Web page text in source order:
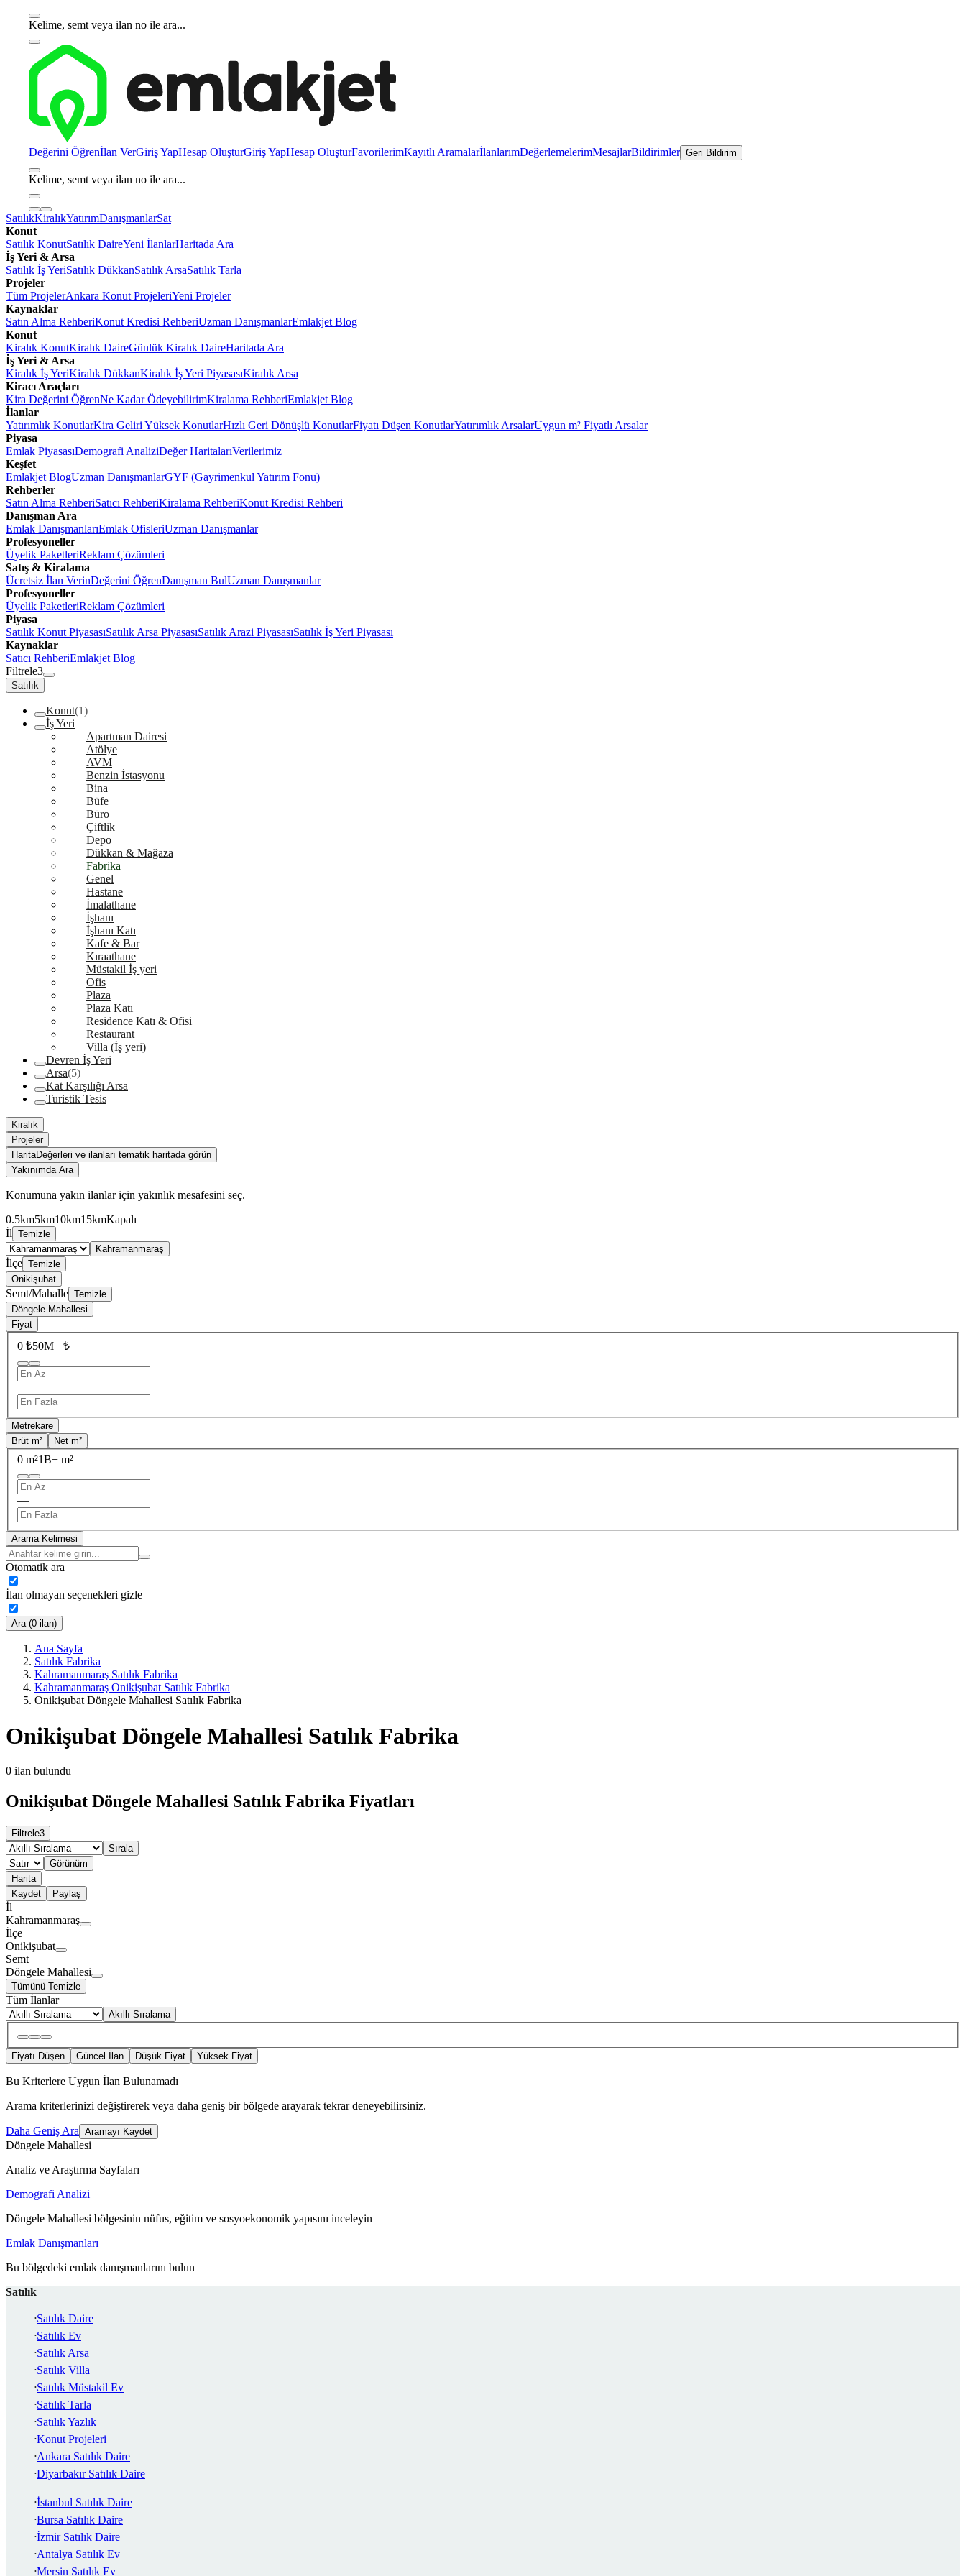
Kelime, semt veya ilan no ile ara...
Değerini Öğrenİlan VerGiriş YapHesap OluşturGiriş YapHesap OluşturFavorilerimKayıtlı AramalarİlanlarımDeğerlemelerimMesajlarBildirimler Geri Bildirim
Kelime, semt veya ilan no ile ara...
SatılıkKiralıkYatırımDanışmanlarSat
Konut
Satılık KonutSatılık DaireYeni İlanlarHaritada Ara
İş Yeri & Arsa
Satılık İş YeriSatılık DükkanSatılık ArsaSatılık Tarla
Projeler
Tüm ProjelerAnkara Konut ProjeleriYeni Projeler
Kaynaklar
Satın Alma RehberiKonut Kredisi RehberiUzman DanışmanlarEmlakjet Blog
Konut
Kiralık KonutKiralık DaireGünlük Kiralık DaireHaritada Ara
İş Yeri & Arsa
Kiralık İş YeriKiralık DükkanKiralık İş Yeri PiyasasıKiralık Arsa
Kiracı Araçları
Kira Değerini ÖğrenNe Kadar ÖdeyebilirimKiralama RehberiEmlakjet Blog
İlanlar
Yatırımlık KonutlarKira Geliri Yüksek KonutlarHızlı Geri Dönüşlü KonutlarFiyatı Düşen KonutlarYatırımlık ArsalarUygun m² Fiyatlı Arsalar
Piyasa
Emlak PiyasasıDemografi AnaliziDeğer HaritalarıVerilerimiz
Keşfet
Emlakjet BlogUzman DanışmanlarGYF (Gayrimenkul Yatırım Fonu)
Rehberler
Satın Alma RehberiSatıcı RehberiKiralama RehberiKonut Kredisi Rehberi
Danışman Ara
Emlak DanışmanlarıEmlak OfisleriUzman Danışmanlar
Profesyoneller
Üyelik PaketleriReklam Çözümleri
Satış & Kiralama
Ücretsiz İlan VerinDeğerini ÖğrenDanışman BulUzman Danışmanlar
Profesyoneller
Üyelik PaketleriReklam Çözümleri
Piyasa
Satılık Konut PiyasasıSatılık Arsa PiyasasıSatılık Arazi PiyasasıSatılık İş Yeri Piyasası
Kaynaklar
Satıcı RehberiEmlakjet Blog
Filtrele3
Satılık
Konut(1)
İş Yeri
Apartman Dairesi
Atölye
AVM
Benzin İstasyonu
Bina
Büfe
Büro
Çiftlik
Depo
Dükkan & Mağaza
Fabrika
Genel
Hastane
İmalathane
İşhanı
İşhanı Katı
Kafe & Bar
Kıraathane
Müstakil İş yeri
Ofis
Plaza
Plaza Katı
Residence Katı & Ofisi
Restaurant
Villa (İş yeri)
Devren İş Yeri
Arsa(5)
Kat Karşılığı Arsa
Turistik Tesis
Kiralık
Projeler
HaritaDeğerleri ve ilanları tematik haritada görün
Yakınımda Ara
Konumuna yakın ilanlar için yakınlık mesafesini seç.
0.5km5km10km15kmKapalı
İl Temizle
Kahramanmaraş
İlçe Temizle
Onikişubat
Semt/Mahalle Temizle
Döngele Mahallesi
Fiyat
0 ₺50M+ ₺
—
Metrekare
Brüt m²
Net m²
0 m²1B+ m²
—
Arama Kelimesi
Otomatik ara
İlan olmayan seçenekleri gizle
Ara (0 ilan)
Ana Sayfa
Satılık Fabrika
Kahramanmaraş Satılık Fabrika
Kahramanmaraş Onikişubat Satılık Fabrika
Onikişubat Döngele Mahallesi Satılık Fabrika
Onikişubat Döngele Mahallesi Satılık Fabrika
0 ilan bulundu
Onikişubat Döngele Mahallesi Satılık Fabrika Fiyatları
Filtrele3
Sırala
Görünüm
Harita
Kaydet
Paylaş
İl
Kahramanmaraş
İlçe
Onikişubat
Semt
Döngele Mahallesi
Tümünü Temizle
Tüm İlanlar
Akıllı Sıralama
Fiyatı Düşen Güncel İlan Düşük Fiyat Yüksek Fiyat
Bu Kriterlere Uygun İlan Bulunamadı
Arama kriterlerinizi değiştirerek veya daha geniş bir bölgede arayarak tekrar deneyebilirsiniz.
Daha Geniş Ara Aramayı Kaydet
Döngele Mahallesi
Analiz ve Araştırma Sayfaları
Demografi Analizi
Döngele Mahallesi bölgesinin nüfus, eğitim ve sosyoekonomik yapısını inceleyin
Emlak Danışmanları
Bu bölgedeki emlak danışmanlarını bulun
Satılık
Satılık Daire
Satılık Ev
Satılık Arsa
Satılık Villa
Satılık Müstakil Ev
Satılık Tarla
Satılık Yazlık
Konut Projeleri
Ankara Satılık Daire
Diyarbakır Satılık Daire
İstanbul Satılık Daire
Bursa Satılık Daire
İzmir Satılık Daire
Antalya Satılık Ev
Mersin Satılık Ev